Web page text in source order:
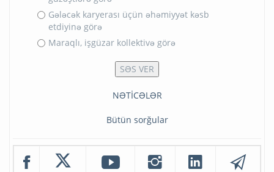
Gələcək karyerası üçün əhəmiyyət kəsb
etdiyinə görə
Maraqlı, işgüzar kollektivə görə
NƏTİCƏLƏR
Bütün sorğular